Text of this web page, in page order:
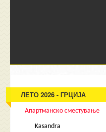
ЛЕТО 2026 - ГРЦИЈА
Апартманско сместување
Kasandra